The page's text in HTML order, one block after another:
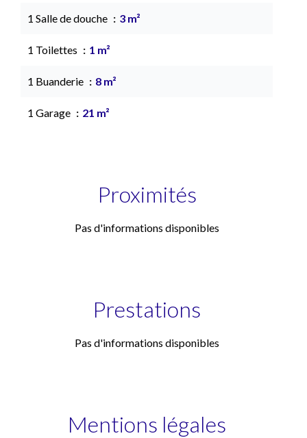
1 Salle de douche 3 m²
1 Toilettes 1 m²
1 Buanderie 8 m²
1 Garage 21 m²
Proximités
Pas d'informations disponibles
Prestations
Pas d'informations disponibles
Mentions légales